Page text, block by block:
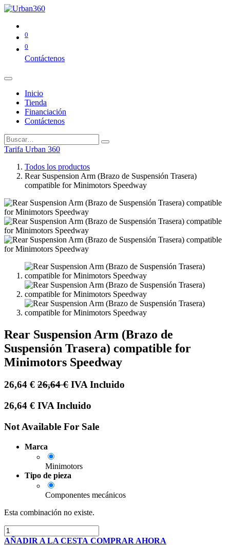
0
0
Contáctenos
Inicio
Tienda
Financiación
Contáctenos
Tarifa Urban 360
Todos los productos
Rear Suspension Arm (Brazo de Suspensión Trasera)
compatible for Minimotors Speedway
Rear Suspension Arm (Brazo de
Suspensión Trasera) compatible for
Minimotors Speedway
26,64 € 26,64€ IVA Incluido
26,64 € IVA Incluido
Not Available For Sale
Marca
Minimotors
Tipo de pieza
Componentes mecánicos
Esta combinación no existe.
AÑADIR A LA CESTA COMPRAR AHORA